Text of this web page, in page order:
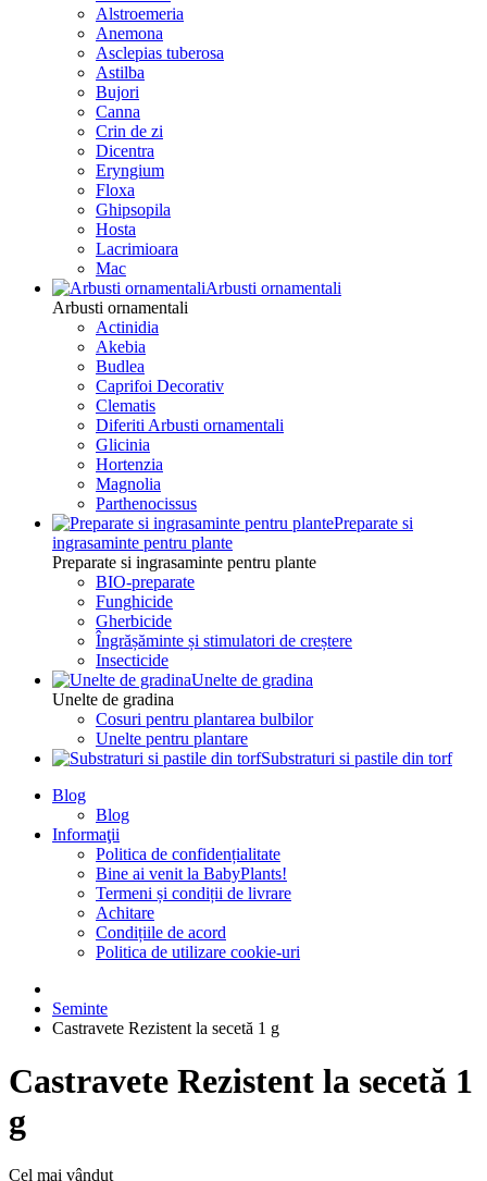
Alstroemeria
Anemona
Asclepias tuberosa
Astilba
Bujori
Canna
Crin de zi
Dicentra
Eryngium
Floxa
Ghipsopila
Hosta
Lacrimioara
Mac
Arbusti ornamentali
Arbusti ornamentali
Actinidia
Akebia
Budlea
Caprifoi Decorativ
Clematis
Diferiti Arbusti ornamentali
Glicinia
Hortenzia
Magnolia
Parthenocissus
Preparate si
ingrasaminte pentru plante
Preparate si ingrasaminte pentru plante
BIO-preparate
Funghicide
Gherbicide
Îngrășăminte și stimulatori de creștere
Insecticide
Unelte de gradina
Unelte de gradina
Cosuri pentru plantarea bulbilor
Unelte pentru plantare
Substraturi si pastile din torf
Blog
Blog
Informaţii
Politica de confidențialitate
Bine ai venit la BabyPlants!
Termeni și condiții de livrare
Achitare
Condițiile de acord
Politica de utilizare cookie-uri
Seminte
Castravete Rezistent la secetă 1 g
Castravete Rezistent la secetă 1
g
Cel mai vândut